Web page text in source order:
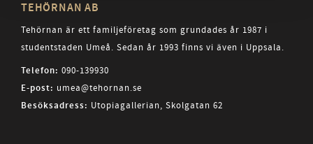
TEHÖRNAN AB
Tehörnan är ett familjeföretag som grundades år 1987 i
studentstaden Umeå. Sedan år 1993 finns vi även i Uppsala.
Telefon: 090-139930
E-post: umea@tehornan.se
Besöksadress: Utopiagallerian, Skolgatan 62